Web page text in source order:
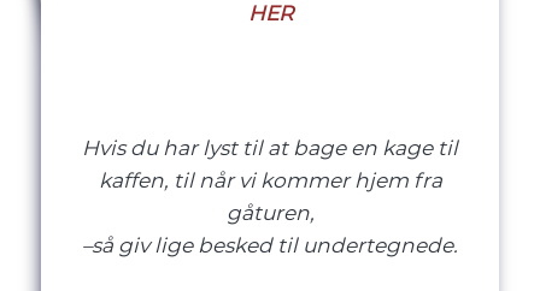
HER
Hvis du har lyst til at bage en kage til
kaffen, til når vi kommer hjem fra
gåturen,
–så giv lige besked til undertegnede.